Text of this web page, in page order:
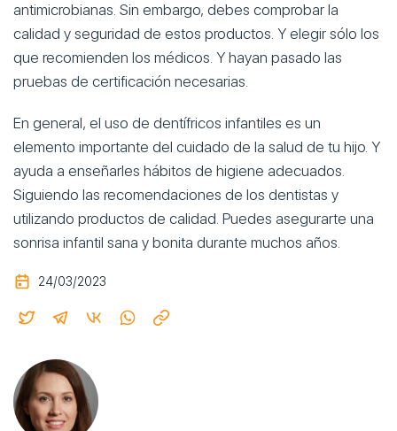
antimicrobianas. Sin embargo, debes comprobar la
calidad y seguridad de estos productos. Y elegir sólo los
que recomienden los médicos. Y hayan pasado las
pruebas de certificación necesarias.
En general, el uso de dentífricos infantiles es un
elemento importante del cuidado de la salud de tu hijo. Y
ayuda a enseñarles hábitos de higiene adecuados.
Siguiendo las recomendaciones de los dentistas y
utilizando productos de calidad. Puedes asegurarte una
sonrisa infantil sana y bonita durante muchos años.
24/03/2023